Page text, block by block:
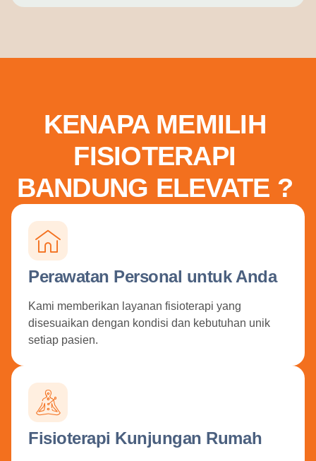
KENAPA MEMILIH
FISIOTERAPI
BANDUNG ELEVATE ?
Perawatan Personal untuk Anda
Kami memberikan layanan fisioterapi yang
disesuaikan dengan kondisi dan kebutuhan unik
setiap pasien.
Fisioterapi Kunjungan Rumah